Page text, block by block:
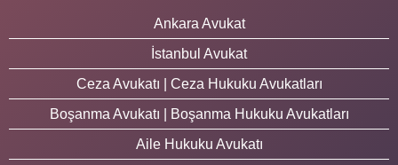
Ankara Avukat
İstanbul Avukat
Ceza Avukatı | Ceza Hukuku Avukatları
Boşanma Avukatı | Boşanma Hukuku Avukatları
Aile Hukuku Avukatı